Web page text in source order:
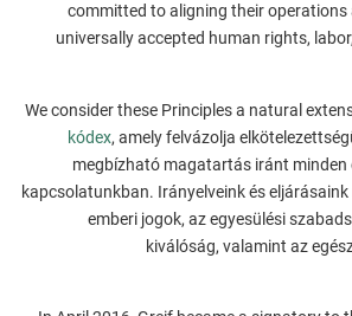
committed to aligning their
universally accepted human rights,
We consider these Principles a natural
kódex, amely felvázolja
megbízható magatartás iránt
kapcsolatunkban. Irányelveink és
emberi jogok, az egyesülési
kiválóság, valamint az